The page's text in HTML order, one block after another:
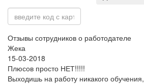
Отзывы сотрудников о работодателе
Жека
15-03-2018
Плюсов просто НЕТ!!!!!
Выходишь на работу никакого обучения,